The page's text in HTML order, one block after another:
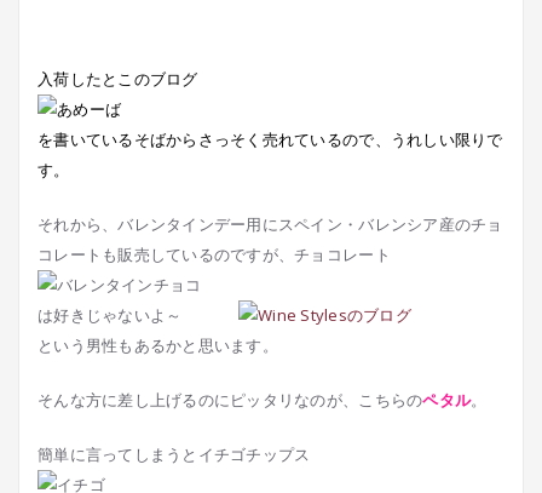
入荷したとこのブログ
を書いているそばからさっそく売れているので、うれしい限りで
す。
それから、バレンタインデー用にスペイン・バレンシア産のチョ
コレートも販売しているのですが、チョコレート
は好きじゃないよ～
という男性もあるかと思います。
そんな方に差し上げるのにピッタリなのが、こちらのペタル。
簡単に言ってしまうとイチゴチップス